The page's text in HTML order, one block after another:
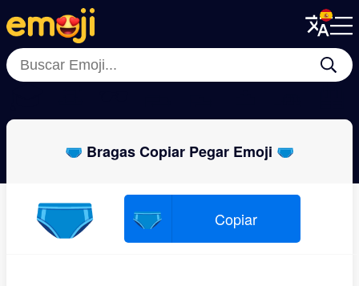
Menu
Close
Menu
Close
🩲 Bragas Copiar Pegar Emoji 🩲
🩲 🩲 Copiar